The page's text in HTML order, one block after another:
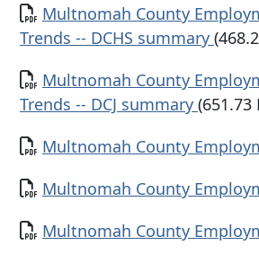
Documento
Multnomah County
Trends -- DCHS summary
Documento
Multnomah County
Trends -- DCJ summary (651.73
Documento
Multnomah County
Documento
Multnomah County
Documento
Multnomah County